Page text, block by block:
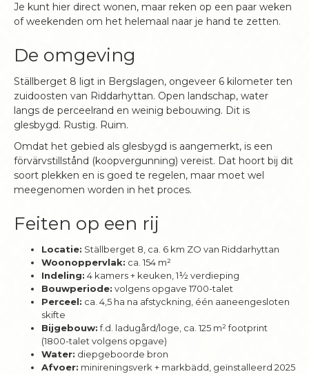
Je kunt hier direct wonen, maar reken op een paar weken
of weekenden om het helemaal naar je hand te zetten.
De omgeving
Ställberget 8 ligt in Bergslagen, ongeveer 6 kilometer ten
zuidoosten van Riddarhyttan. Open landschap, water
langs de perceelrand en weinig bebouwing. Dit is
glesbygd. Rustig. Ruim.
Omdat het gebied als glesbygd is aangemerkt, is een
förvärvstillstånd (koopvergunning) vereist. Dat hoort bij dit
soort plekken en is goed te regelen, maar moet wel
meegenomen worden in het proces.
Feiten op een rij
Locatie: Ställberget 8, ca. 6 km ZO van Riddarhyttan
Woonoppervlak: ca. 154 m²
Indeling: 4 kamers + keuken, 1½ verdieping
Bouwperiode: volgens opgave 1700-talet
Perceel: ca. 4,5 ha na afstyckning, één aaneengesloten
skifte
Bijgebouw:f.d. ladugård/loge, ca. 125 m² footprint
(1800-talet volgens opgave)
Water: diepgeboorde bron
Afvoer: minireningsverk + markbädd, geïnstalleerd 2025